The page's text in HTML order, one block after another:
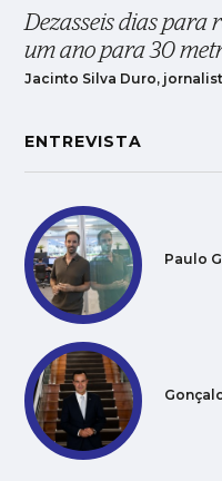
Dezasseis dias para
um ano para 30
Jacinto Silva Duro,
ENTREVISTA
Paulo